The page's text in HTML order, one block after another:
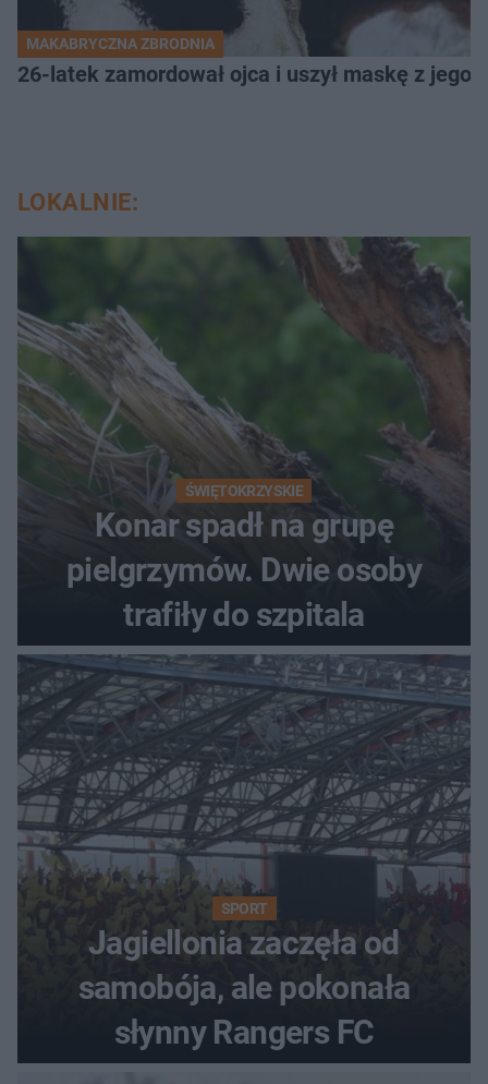
MAKABRYCZNA ZBRODNIA
26-latek zamordował ojca i uszył maskę z
LOKALNIE:
ŚWIĘTOKRZYSKIE
Konar spadł na grupę
pielgrzymów. Dwie osoby
trafiły do szpitala
SPORT
Jagiellonia zaczęła od
samobója, ale pokonała
słynny Rangers FC